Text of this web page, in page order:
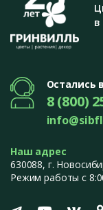
в
Остались
8 (800)
Наш адрес
630088, г.
Режим работы с